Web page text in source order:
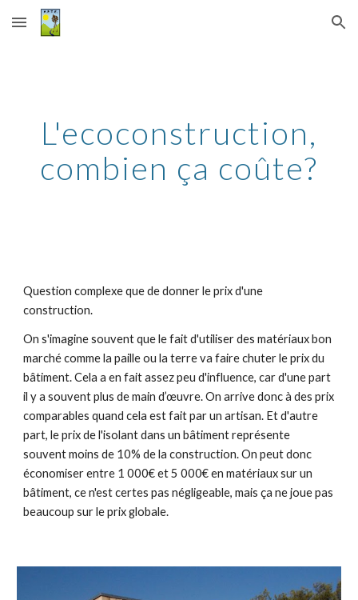
Skip to main content Skip to navigation
L'ecoconstruction,
combien ça coûte?
Question complexe que de donner le prix d'une
construction.
On s'imagine souvent que le fait d'utiliser des matériaux bon
marché comme la paille ou la terre va faire chuter le prix du
bâtiment. Cela a en fait assez peu d'influence, car d'une part
il y a souvent plus de main d’œuvre. On arrive donc à des prix
comparables quand cela est fait par un artisan. Et d'autre
part, le prix de l'isolant dans un bâtiment représente
souvent moins de 10% de la construction. On peut donc
économiser entre 1 000€ et 5 000€ en matériaux sur un
bâtiment, ce n'est certes pas négligeable, mais ça ne joue pas
beaucoup sur le prix globale.